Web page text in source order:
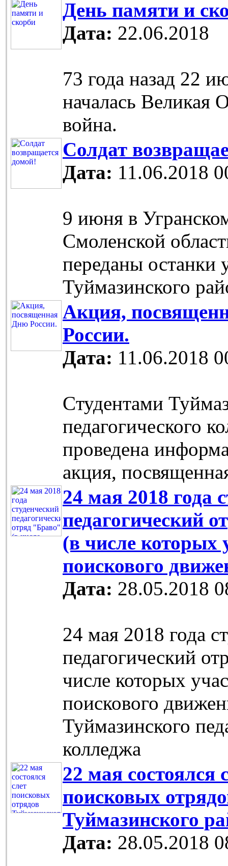
День памяти и
Дата: 22.06.2018
73 года назад 22
началась Великая
война.
Солдат
Дата: 11.06.2018
9 июня в
Смоленской
переданы останки
Туймазинского
Акция,
России.
Дата: 11.06.2018
Cтудентами
педагогического
проведена
акция,
24 мая 2018 года
педагогический
(в числе которых
поискового
Дата: 28.05.2018
24 мая 2018 года
педагогический
числе которых
поискового
Туймазинского
колледжа
22 мая состоялся
поисковых
Туймазинского
Дата: 28.05.2018